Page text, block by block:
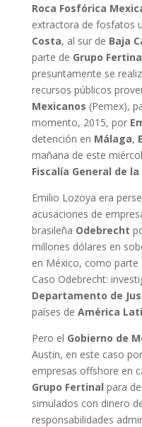
Roca Fosfórica
extractora de fosfatos
Costa, al sur de Baja
parte de Grupo
presuntamente se
recursos públicos
Mexicanos (Pemex),
momento, 2015, por
detención en Málaga,
mañana de este
Fiscalía General de
Emilio Lozoya era
acusaciones de
brasileña Odebrecht
millones dólares en
en México, como
Caso Odebrecht:
Departamento de
países de América
Pero el Gobierno de
Austin, en este caso
empresas offshore en
Grupo Fertinal para
simulados con dinero
responsabilidades